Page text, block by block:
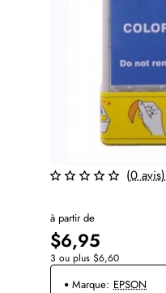
(0 avis)
à partir de
$6,95
3 ou plus $6,60
Marque: EPSON